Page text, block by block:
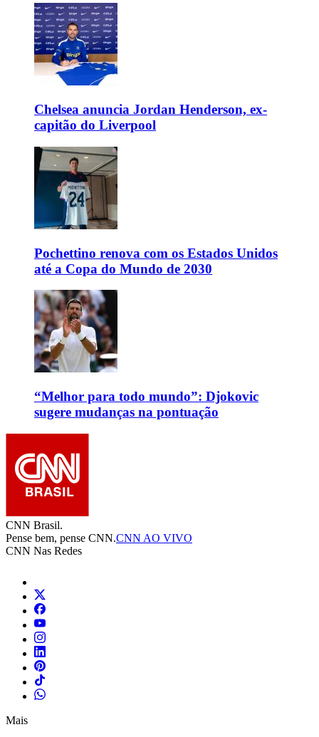
Chelsea anuncia Jordan Henderson, ex-
capitão do Liverpool
Pochettino renova com os Estados Unidos
até a Copa do Mundo de 2030
“Melhor para todo mundo”: Djokovic
sugere mudanças na pontuação
CNN Brasil.
Pense bem, pense CNN.CNN AO VIVO
CNN Nas Redes
Mais